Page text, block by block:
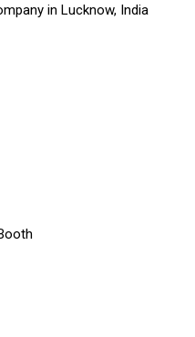
in Lucknow, India